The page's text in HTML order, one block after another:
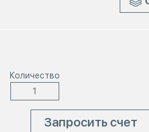
Количество
Запросить счет